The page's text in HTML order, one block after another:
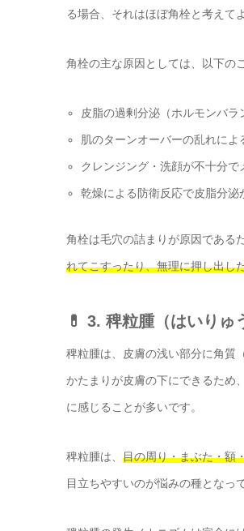
る場合、それはほぼ角栓と考えて
角栓の主な原因としては、以下の
皮脂の過剰分泌（ホルモンバラ
肌のターンオーバーの乱れによ
クレンジング・洗顔が不十分で
乾燥による防衛反応で皮脂分泌
角栓は毛穴の詰まりが原因である
れてこすったり、無理に押し出し
💊 3. 稗粒腫（はいり
稗粒腫は、皮膚の浅い部分に角質
かたまりが皮膚の下にできるため
に感じることが多いです。
稗粒腫は、 目の周り・まぶた・額
目立ちやすいのが悩みの種となっ